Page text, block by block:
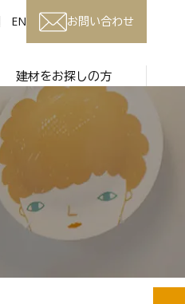
EN お問い合わせ
建材をお探しの方